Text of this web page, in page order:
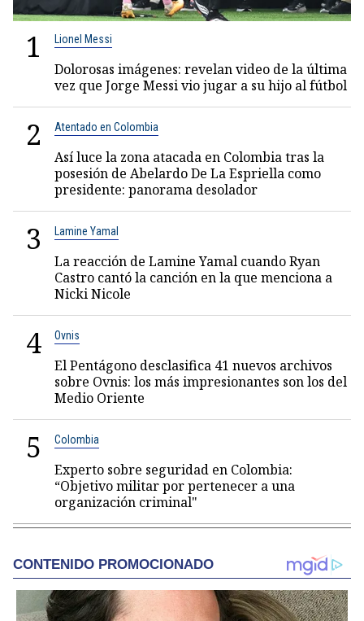
1 Lionel Messi
Dolorosas imágenes: revelan video de la última
vez que Jorge Messi vio jugar a su hijo al fútbol
2 Atentado en Colombia
Así luce la zona atacada en Colombia tras la
posesión de Abelardo De La Espriella como
presidente: panorama desolador
3 Lamine Yamal
La reacción de Lamine Yamal cuando Ryan
Castro cantó la canción en la que menciona a
Nicki Nicole
4 Ovnis
El Pentágono desclasifica 41 nuevos archivos
sobre Ovnis: los más impresionantes son los del
Medio Oriente
5 Colombia
Experto sobre seguridad en Colombia:
“Objetivo militar por pertenecer a una
organización criminal"